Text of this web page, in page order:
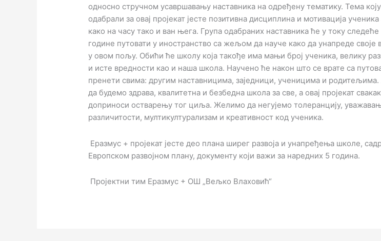
односно стручном усавршавању наставника на одређену тематику. Тема
одабрали за овај пројекат јесте позитивна дисциплина и мотивација
како на часу тако и ван њега. Група одабраних наставника ће у току
године путовати у иностранство са жељом да науче како да унапреде своје
у овом пољу. Обићи ће школу која такође има мањи број ученика, велику
и исте вредности као и наша школа. Научено ће након што се врате са
пренети свима: другим наставницима, заједници, ученицима и
да будемо здрава, квалитетна и безбедна школа за све, а овај пројекат
доприноси остварењу тог циља. Желимо да негујемо толеранцију,
различитости, мултикултурализам и креативност код ученика.
Еразмус + пројекат јесте део плана ширег развоја и унапређења школе,
Европском развојном плану, документу који важи за наредних 5 година.
Пројектни тим Еразмус + ОШ „Вељко Влаховић“